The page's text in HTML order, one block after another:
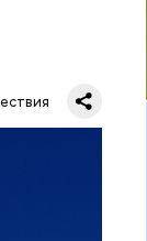
развитие